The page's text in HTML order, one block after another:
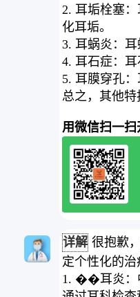
2. 耳垢栓塞
化耳垢。
3. 耳蜗炎：
4. 耳石症：
5. 耳膜穿孔
总之，其他
用微信扫一
详解 很抱歉
定个性化的治
1. ��耳炎：